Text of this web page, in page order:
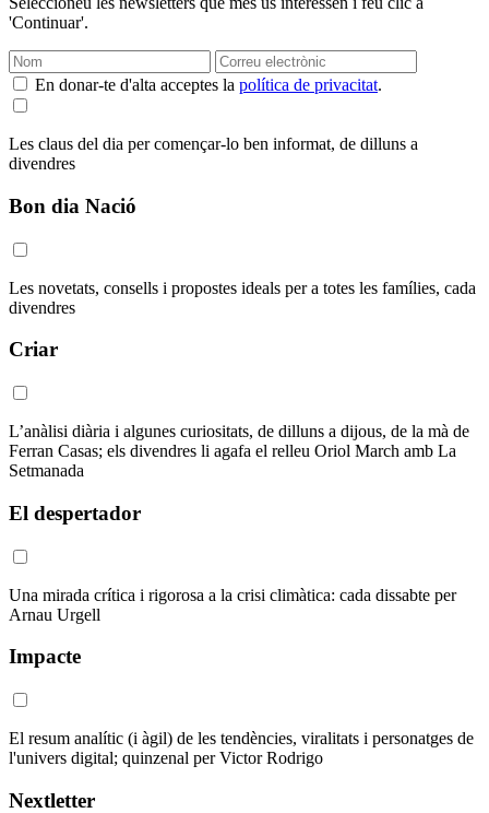
'Continuar'.
En donar-te d'alta acceptes la política de privacitat.
Les claus del dia per començar-lo ben informat, de dilluns a
divendres
Bon dia Nació
Les novetats, consells i propostes ideals per a totes les famílies, cada
divendres
Criar
L’anàlisi diària i algunes curiositats, de dilluns a dijous, de la mà de
Ferran Casas; els divendres li agafa el relleu Oriol March amb La
Setmanada
El despertador
Una mirada crítica i rigorosa a la crisi climàtica: cada dissabte per
Arnau Urgell
Impacte
El resum analític (i àgil) de les tendències, viralitats i personatges de
l'univers digital; quinzenal per Victor Rodrigo
Nextletter